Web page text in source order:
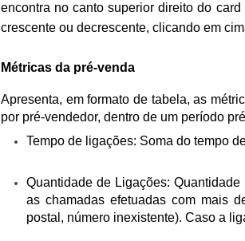
encontra no canto superior direito do
crescente ou decrescente, clicando em
Métricas da pré-venda
Apresenta, em formato de tabela, as
por pré-vendedor, dentro de um período
Tempo de ligações: Soma do tempo
Quantidade de Ligações:
as chamadas efetuadas com mais
postal, número inexistente). Caso a